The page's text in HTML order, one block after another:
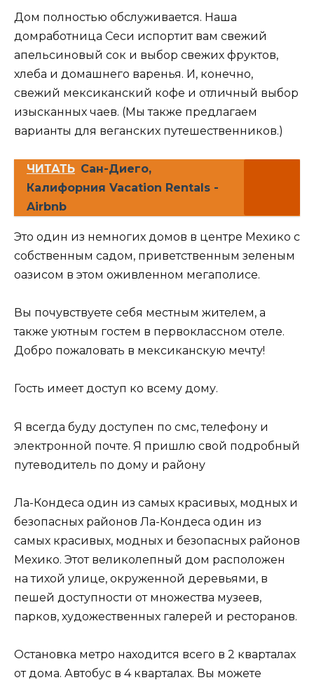
Дом полностью обслуживается. Наша
домработница Сеси испортит вам свежий
апельсиновый сок и выбор свежих фруктов,
хлеба и домашнего варенья. И, конечно,
свежий мексиканский кофе и отличный выбор
изысканных чаев. (Мы также предлагаем
варианты для веганских путешественников.)
ЧИТАТЬ Сан-Диего,
Калифорния Vacation Rentals -
Airbnb
Это один из немногих домов в центре Мехико с
собственным садом, приветственным зеленым
оазисом в этом оживленном мегаполисе.
Вы почувствуете себя местным жителем, а
также уютным гостем в первоклассном отеле.
Добро пожаловать в мексиканскую мечту!
Гость имеет доступ ко всему дому.
Я всегда буду доступен по смс, телефону и
электронной почте. Я пришлю свой подробный
путеводитель по дому и району
Ла-Кондеса один из самых красивых, модных и
безопасных районов Ла-Кондеса один из
самых красивых, модных и безопасных районов
Мехико. Этот великолепный дом расположен
на тихой улице, окруженной деревьями, в
пешей доступности от множества музеев,
парков, художественных галерей и ресторанов.
Остановка метро находится всего в 2 кварталах
от дома. Автобус в 4 кварталах. Вы можете